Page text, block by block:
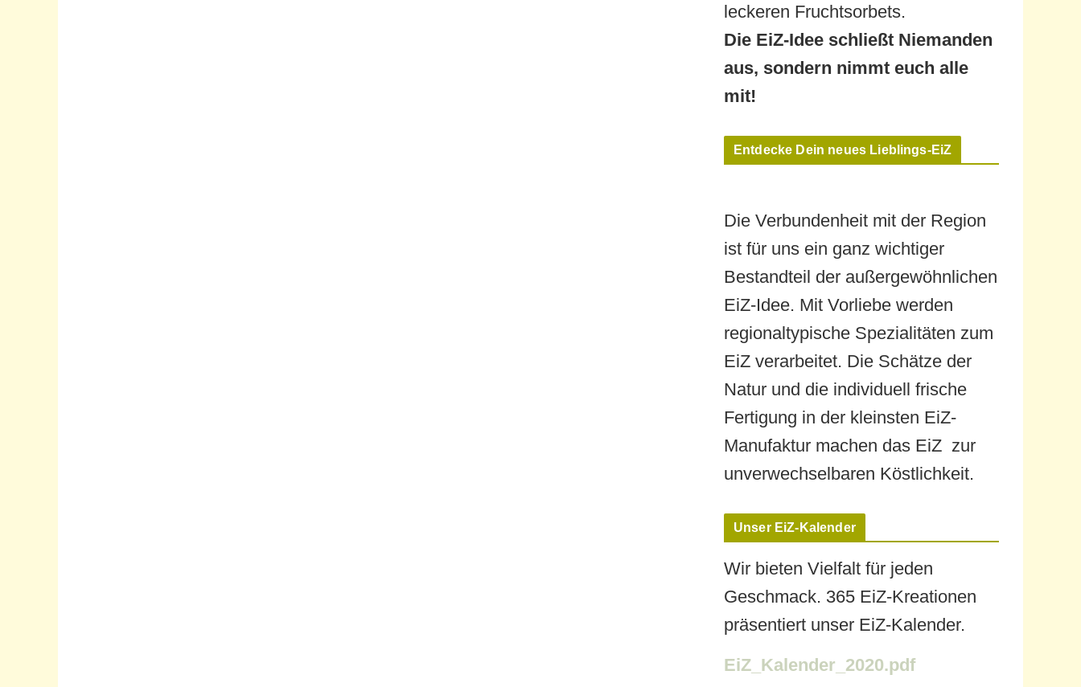
leckeren Fruchtsorbets.
Die EiZ-Idee schließt Niemanden
aus, sondern nimmt euch alle
mit!
Entdecke Dein neues Lieblings-EiZ
Die Verbundenheit mit der Region
ist für uns ein ganz wichtiger
Bestandteil der außergewöhnlichen
EiZ-Idee. Mit Vorliebe werden
regionaltypische Spezialitäten zum
EiZ verarbeitet. Die Schätze der
Natur und die individuell frische
Fertigung in der kleinsten EiZ-
Manufaktur machen das EiZ zur
unverwechselbaren Köstlichkeit.
Unser EiZ-Kalender
Wir bieten Vielfalt für jeden
Geschmack. 365 EiZ-Kreationen
präsentiert unser EiZ-Kalender.
EiZ_Kalender_2020.pdf